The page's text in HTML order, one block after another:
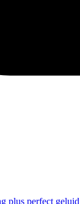
plus perfect geluid